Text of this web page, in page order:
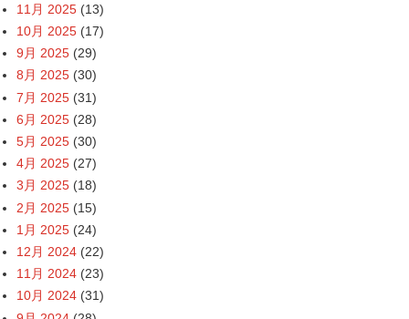
11月 2025 (13)
10月 2025 (17)
9月 2025 (29)
8月 2025 (30)
7月 2025 (31)
6月 2025 (28)
5月 2025 (30)
4月 2025 (27)
3月 2025 (18)
2月 2025 (15)
1月 2025 (24)
12月 2024 (22)
11月 2024 (23)
10月 2024 (31)